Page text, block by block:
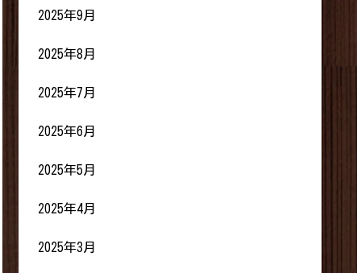
2025年9月
2025年8月
2025年7月
2025年6月
2025年5月
2025年4月
2025年3月